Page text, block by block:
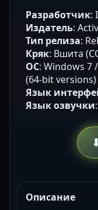
Разработчик:
Издатель:
Тип релиза:
Кряк: Вшита
ОС: Windows 7
(64-bit versions)
Язык
Язык озвучки
Описание